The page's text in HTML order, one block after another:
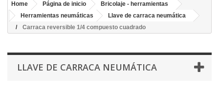
Home Página de inicio
Bricolaje - herramientas
Herramientas neumáticas
Llave de carraca neumática
Carraca reversible 1/4 compuesto cuadrado
LLAVE DE CARRACA NEUMÁTICA